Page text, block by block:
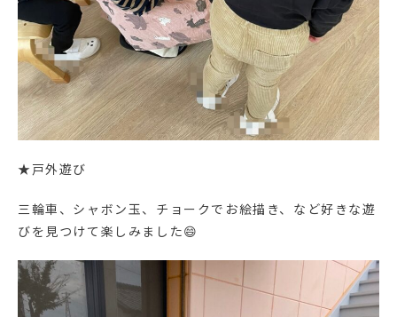
★戸外遊び
三輪車、シャボン玉、チョークでお絵描き、など好きな遊
びを見つけて楽しみました😄